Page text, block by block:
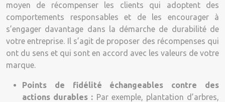
moyen de récompenser les clients qui adoptent des
comportements responsables et de les encourager à
s’engager davantage dans la démarche de durabilité de
votre entreprise. Il s’agit de proposer des récompenses qui
ont du sens et qui sont en accord avec les valeurs de votre
marque.
Points de fidélité échangeables contre des
actions durables : Par exemple, plantation d’arbres,